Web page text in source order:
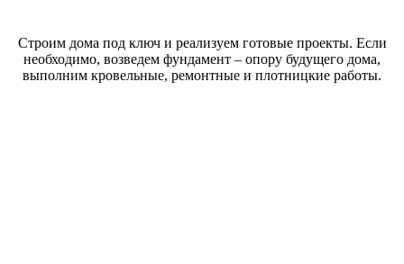
Строим дома под ключ и реализуем готовые проекты. Если
необходимо, возведем фундамент – опору будущего дома,
выполним кровельные, ремонтные и плотницкие работы.